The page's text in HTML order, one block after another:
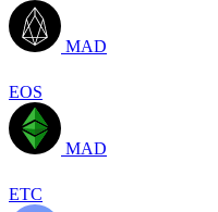
MAD
EOS
MAD
ETC